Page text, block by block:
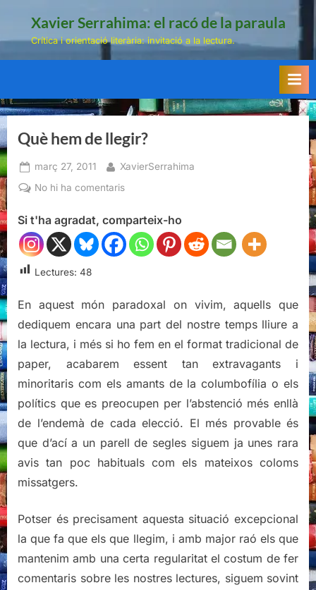
Xavier Serrahima: el racó de la paraula
Crítica i orientació literària: invitació a la lectura.
Què hem de llegir?
Posted
on
març 27, 2011 By
XavierSerrahima
No hi ha comentarisa
hem
de
llegir?
Si t'ha agradat, comparteix-ho
Lectures: 48
En aquest món paradoxal on vivim, aquells que
dediquem encara una part del nostre temps lliure a
la lectura, i més si ho fem en el format tradicional de
paper, acabarem essent tan extravagants i
minoritaris com els amants de la columbofília o els
polítics que es preocupen per l’abstenció més enllà
de l’endemà de cada elecció. El més provable és
que d’ací a un parell de segles siguem ja unes rara
avis tan poc habituals com els mateixos coloms
missatgers.
Potser és precisament aquesta situació excepcional
la que fa que els que llegim, i amb major raó els que
mantenim amb una certa regularitat el costum de fer
comentaris sobre les nostres lectures, siguem sovint